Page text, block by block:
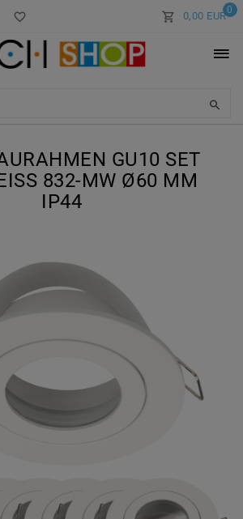
0
0,00 EUR
GU10 SET
832-MW Ø60 MM I
P44